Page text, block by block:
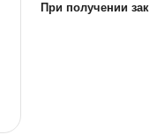
При получении